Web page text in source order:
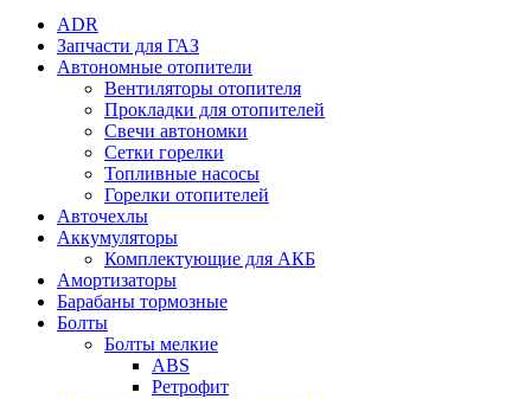
ADR
Запчасти для ГАЗ
Автономные отопители
Вентиляторы отопителя
Прокладки для отопителей
Свечи автономки
Сетки горелки
Топливные насосы
Горелки отопителей
Авточехлы
Аккумуляторы
Комплектующие для АКБ
Амортизаторы
Барабаны тормозные
Болты
Болты мелкие
ABS
Ретрофит